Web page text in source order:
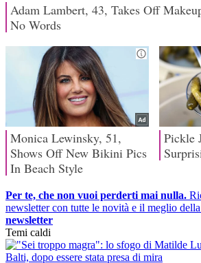
Per te, che non vuoi perderti mai nulla.
newsletter con tutte le novità e il meglio della
newsletter
Temi caldi